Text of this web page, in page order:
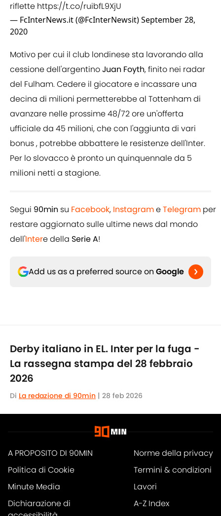
riflette https://t.co/ruibfL9XjU
— FcInterNews.it (@FcInterNewsit)September 28,
2020
Motivo per cui il club londinese sta lavorando alla
cessione dell'argentinoJuan Foyth, finito nei radar
del Fulham. Cedere il giocatore e incassare una
decina di milioni permetterebbe al Tottenham di
avanzare nelle prossime 48/72 ore un'offerta
ufficiale da 45 milioni, che con l'aggiunta di vari
bonus , potrebbe abbattere le resistenze dell'Inter.
Per lo slovacco è pronto un quinquennale da 5
milioni netti a stagione.
Segui 90min su Facebook, InstagrameTelegram per
restare aggiornato sulle ultime news dal mondo
dell'Intere della Serie A!
Add us as a preferred source on Google
Derby italiano in EL. Inter per la fuga -
La rassegna stampa del 28 febbraio
2026
Di La redazione di 90min | 28 feb 2026
A PROPOSITO DI 90MIN
Norme della privacy
Politica di Cookie
Termini & condizioni
Minute Media
Lavori
Dichiarazione di
A-Z Index